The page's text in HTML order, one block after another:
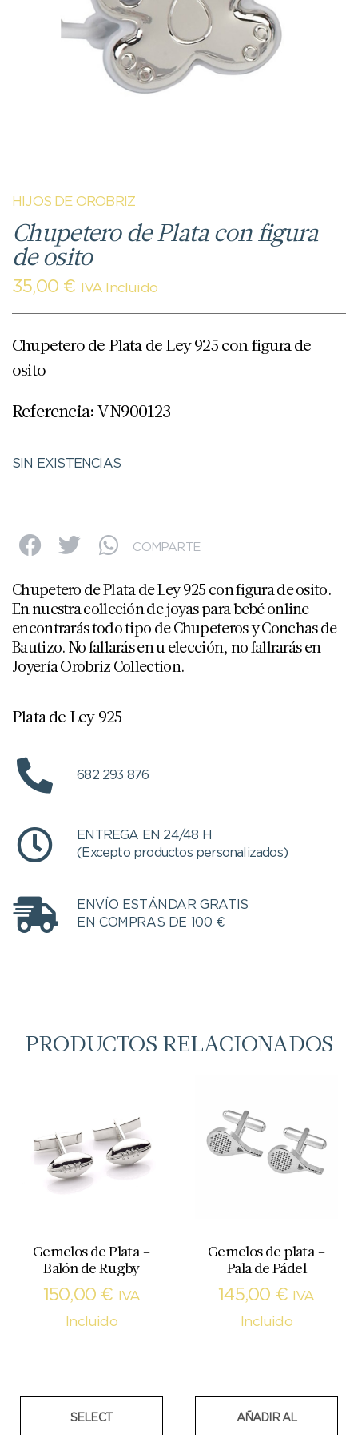
HIJOS DE OROBRIZ
Chupetero de Plata con figura
de osito
35,00 € IVA Incluido
Chupetero de Plata de Ley 925 con figura de
osito
Referencia: VN900123
SIN EXISTENCIAS
COMPARTE
Chupetero de Plata de Ley 925 con figura de osito.
En nuestra colleción de joyas para bebé online
encontrarás todo tipo de Chupeteros y Conchas de
Bautizo. No fallarás en u elección, no fallrarás en
Joyería Orobriz Collection.
Plata de Ley 925
682 293 876
ENTREGA EN 24/48 H
(Excepto productos personalizados)
ENVÍO ESTÁNDAR GRATIS
EN COMPRAS DE 100 €
PRODUCTOS RELACIONADOS
Gemelos de Plata –
Balón de Rugby
150,00 €
IVA
Incluido
SELECT
Gemelos de plata –
Pala de Pádel
145,00 €
IVA
Incluido
AÑADIR AL